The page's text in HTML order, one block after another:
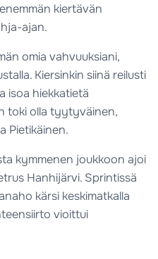
kiertävän
ajan.
omia vahvuuksiani,
Kiersinkin siinä reilusti
isoa hiekkatietä
toki olla tyytyväinen,
Pietikäinen.
kymmenen joukkoon ajoi
Hanhijärvi. Sprintissä
kärsi keskimatkalla
vioittui